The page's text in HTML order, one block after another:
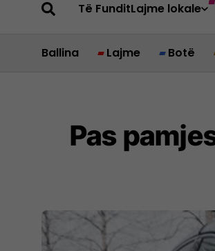
Të FunditLajme lokale
Ballina Lajme Botë
Pas